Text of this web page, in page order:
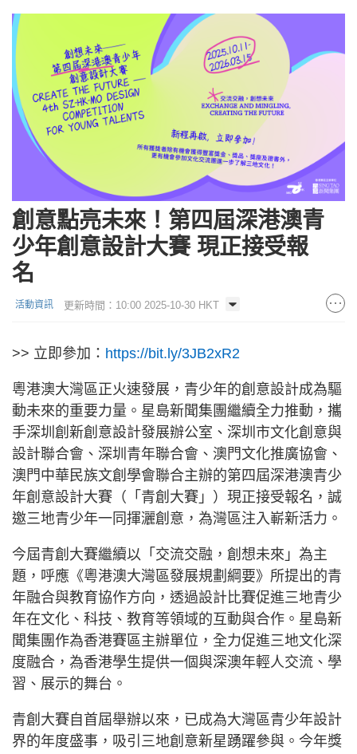
創意點亮未來！第四屆深港澳青
少年創意設計大賽 現正接受報
名
活動資訊 更新時間：10:00 2025-10-30 HKT
>> 立即參加： https://bit.ly/3JB2xR2
粵港澳大灣區正火速發展，青少年的創意設計成為驅
動未來的重要力量。星島新聞集團繼續全力推動，攜
手深圳創新創意設計發展辦公室、深圳市文化創意與
設計聯合會、深圳青年聯合會、澳門文化推廣協會、
澳門中華民族文創學會聯合主辦的第四屆深港澳青少
年創意設計大賽（「青創大賽」）現正接受報名，誠
邀三地青少年一同揮灑創意，為灣區注入嶄新活力。
今屆青創大賽繼續以「交流交融，創想未來」為主
題，呼應《粵港澳大灣區發展規劃綱要》所提出的青
年融合與教育協作方向，透過設計比賽促進三地青少
年在文化、科技、教育等領域的互動與合作。星島新
聞集團作為香港賽區主辦單位，全力促進三地文化深
度融合，為香港學生提供一個與深澳年輕人交流、學
習、展示的舞台。
青創大賽自首屆舉辦以來，已成為大灣區青少年設計
界的年度盛事，吸引三地創意新星踴躍參與。今年獎